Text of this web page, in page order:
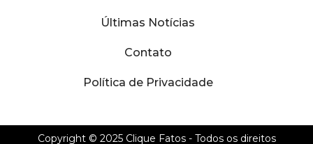
Últimas Notícias
Contato
Política de Privacidade
Copyright © 2025 Clique Fatos- Todos os direitos